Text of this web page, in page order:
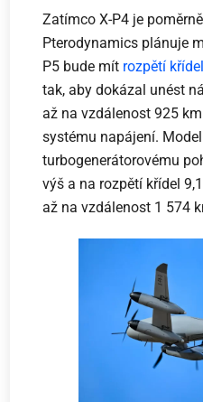
Zatímco X-P4 je
Pterodynamics plánuje
P5 bude mít rozpětí křídel
tak, aby dokázal unést
až na vzdálenost 925
systému napájení.
turbogenerátorovému
výš a na rozpětí křídel
až na vzdálenost 1 574